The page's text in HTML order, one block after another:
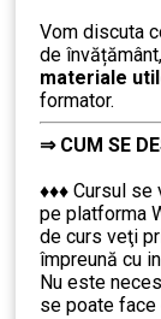
Vom discuta
de
materiale
formator.
⇒CUM SE
♦♦♦ Cursul
pe platforma
de curs veţi
împreună cu
Nu este
se poate face